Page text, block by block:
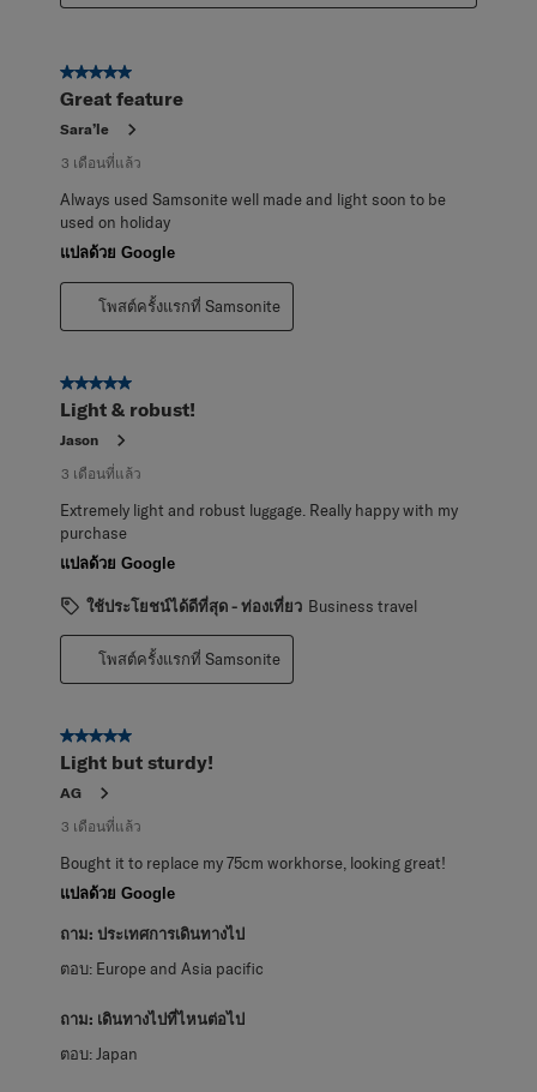
5 จาก 5 ดาว
Great feature
Sara’le
3 เดือนที่แล้ว
Always used Samsonite well made and light soon to be
used on holiday
แปลด้วย Google
โพสต์ครั้งแรกที่ Samsonite
5 จาก 5 ดาว
Light & robust!
Jason
3 เดือนที่แล้ว
Extremely light and robust luggage. Really happy with my
purchase
แปลด้วย Google
ใช้ประโยชน์ได้ดีที่สุด - ท่องเที่ยว Business travel
โพสต์ครั้งแรกที่ Samsonite
5 จาก 5 ดาว
Light but sturdy!
AG
3 เดือนที่แล้ว
Bought it to replace my 75cm workhorse, looking great!
แปลด้วย Google
ถาม: ประเทศการเดินทางไป
ตอบ: Europe and Asia pacific
ถาม: เดินทางไปที่ไหนต่อไป
ตอบ: Japan